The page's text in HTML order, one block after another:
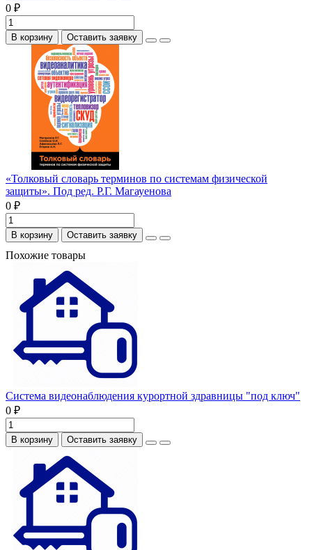
0 ₽
В корзину Оставить заявку
«Толковый словарь терминов по системам физической
защиты». Под ред. Р.Г. Магауенова
0 ₽
В корзину Оставить заявку
Похожие товары
Система видеонаблюдения курортной здравницы "под ключ"
0 ₽
В корзину Оставить заявку